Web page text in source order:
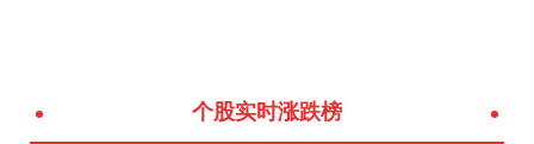
个股实时涨跌榜